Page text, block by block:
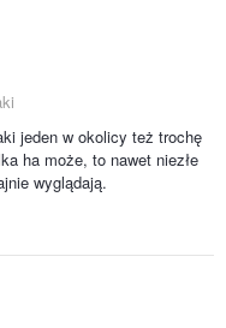
jeden w okolicy też trochę
ha może, to nawet niezłe
wyglądają.